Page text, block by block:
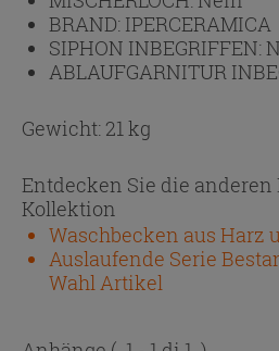
BRAND: IPERCERAMICA
SIPHON INBEGRIFFEN:
ABLAUFGARNITUR
Gewicht: 21 kg
Entdecken Sie die anderen
Kollektion
Waschbecken aus Harz
Auslaufende Serie
Wahl Artikel